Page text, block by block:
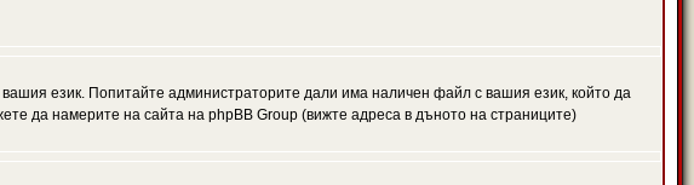
език. Попитайте администраторите дали има наличен файл с вашия език, който да
да намерите на сайта на phpBB Group (вижте адреса в дъното на страниците)